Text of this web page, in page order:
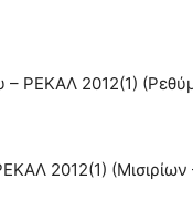
ΡΕΚΑΛ 2012(1)
2012(1)